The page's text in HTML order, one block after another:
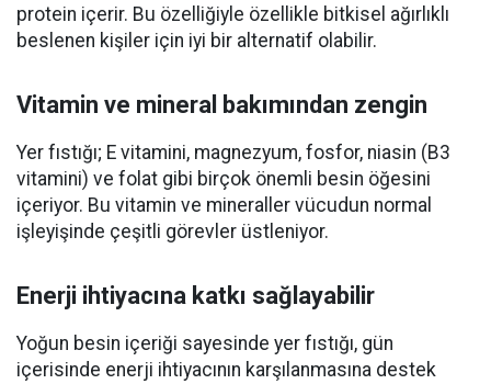
protein içerir. Bu özelliğiyle özellikle bitkisel ağırlıklı
beslenen kişiler için iyi bir alternatif olabilir.
Vitamin ve mineral bakımından zengin
Yer fıstığı; E vitamini, magnezyum, fosfor, niasin (B3
vitamini) ve folat gibi birçok önemli besin öğesini
içeriyor. Bu vitamin ve mineraller vücudun normal
işleyişinde çeşitli görevler üstleniyor.
Enerji ihtiyacına katkı sağlayabilir
Yoğun besin içeriği sayesinde yer fıstığı, gün
içerisinde enerji ihtiyacının karşılanmasına destek